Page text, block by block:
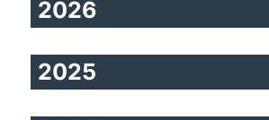
2026
2025